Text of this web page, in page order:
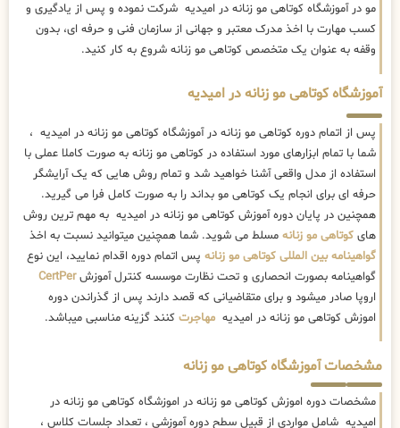
مو در آموزشگاه کوتاهی مو زنانه در امیدیه شرکت نموده و پس از یادگیری و
کسب مهارت با اخذ مدرک معتبر و جهانی از سازمان فنی و حرفه ای، بدون
وقفه به عنوان یک متخصص کوتاهی مو زنانه شروع به کار کنید.
آموزشگاه کوتاهی مو زنانه در امیدیه
پس از اتمام دوره کوتاهی مو زنانه در آموزشگاه کوتاهی مو زنانه در امیدیه ،
شما با تمام ابزارهای مورد استفاده در کوتاهی مو زنانه به صورت کاملا عملی با
استفاده از مدل واقعی آشنا خواهید شد و تمام روش هایی که یک آرایشگر
حرفه ای برای انجام یک کوتاهی مو بداند را به صورت کامل فرا می گیرید.
همچنین در پایان دوره آموزش کوتاهی مو زنانه در امیدیه به مهم ترین روش
های کوتاهی مو زنانه مسلط می شوید. شما همچنین میتوانید نسبت به اخذ
گواهینامه بین المللی کوتاهی مو زنانه پس اتمام دوره اقدام نمایید، این نوع
گواهینامه بصورت انحصاری و تحت نظارت موسسه کنترل آموزشCertPer
اروپا صادر میشود و برای متقاضیانی که قصد دارند پس از گذراندن دوره
اموزش کوتاهی مو زنانه در امیدیه مهاجرت کنند گزینه مناسبی میباشد.
مشخصات آموزشگاه کوتاهی مو زنانه
مشخصات دوره اموزش کوتاهی مو زنانه در اموزشگاه کوتاهی مو زنانه در
امیدیه شامل مواردی از قبیل سطح دوره آموزشی ، تعداد جلسات کلاس ،